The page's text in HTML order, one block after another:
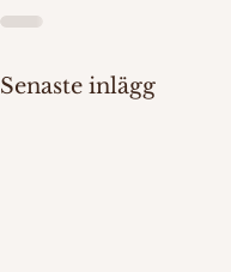
Senaste inlägg